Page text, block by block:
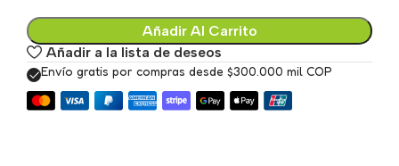
Añadir Al Carrito
Añadir a la lista de deseos
Envío gratis por compras desde $300.000 mil COP